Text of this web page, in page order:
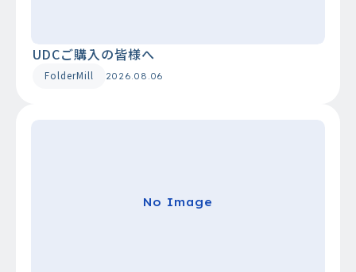
UDCご購入の皆様へ
FolderMill 2026.08.06
No Image